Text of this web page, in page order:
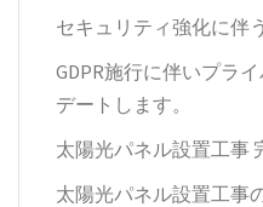
セキュリティ強化に伴
GDPR施行に伴いプラ
デートします。
太陽光パネル設置工事
太陽光パネル設置工事